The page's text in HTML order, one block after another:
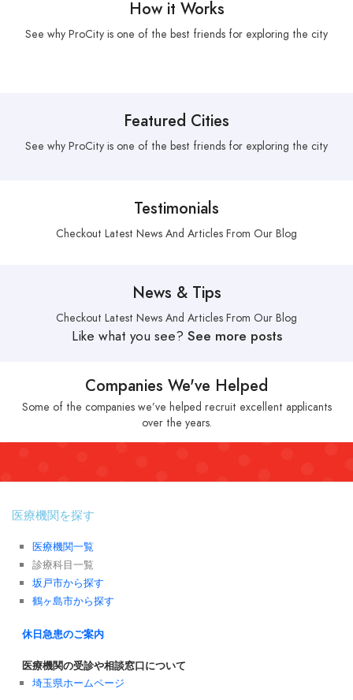
How it Works
See why ProCity is one of the best friends for exploring the city
Featured Cities
See why ProCity is one of the best friends for exploring the city
Testimonials
Checkout Latest News And Articles From Our Blog
News & Tips
Checkout Latest News And Articles From Our Blog
Like what you see? See more posts
Companies We've Helped
Some of the companies we’ve helped recruit excellent applicants
over the years.
医療機関を探す
医療機関一覧
診療科目一覧
坂戸市から探す
鶴ヶ島市から探す
休日急患のご案内
医療機関の受診や相談窓口について
埼玉県ホームページ